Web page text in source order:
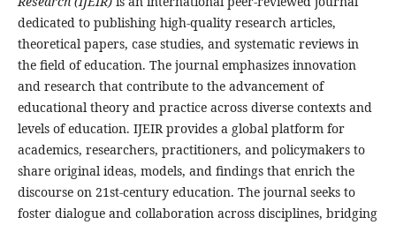
dedicated to publishing high-quality research articles,
theoretical papers, case studies, and systematic reviews in
the field of education. The journal emphasizes innovation
and research that contribute to the advancement of
educational theory and practice across diverse contexts and
levels of education. IJEIR provides a global platform for
academics, researchers, practitioners, and policymakers to
share original ideas, models, and findings that enrich the
discourse on 21st-century education. The journal seeks to
foster dialogue and collaboration across disciplines, bridging